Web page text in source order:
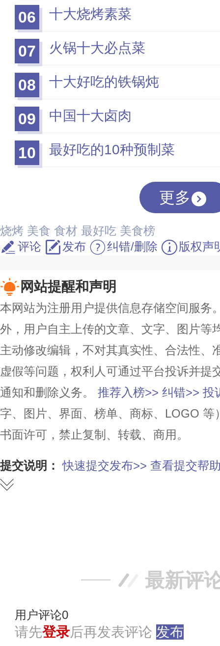
06 十大烧烤素菜
07 火锅十大必点菜
08 十大好吃的铁锅炖
09 中国十大卤肉
10 最好吃的10种预制菜
更多
烧烤 美食 食材 最好吃 美食榜
评论
发布 纠错/删除 版权声
网站提醒和声明
本网站为注册用户提供信息存储空间服务
外，用户自主上传的文章、文字、图片等
主动修改编辑，不对其真实性、合法性、
虚假等问题，权利人可通过平台投诉并提
通知和删除义务。
推荐入榜>> 纠错>> 投
字、图片、界面、榜单、商标、LOGO
书面许可，禁止复制、转载、商用。
提交说明： 快速提交发布>> 查看提交帮
最新评
用户评论0
请先登录后再发表评论 发布